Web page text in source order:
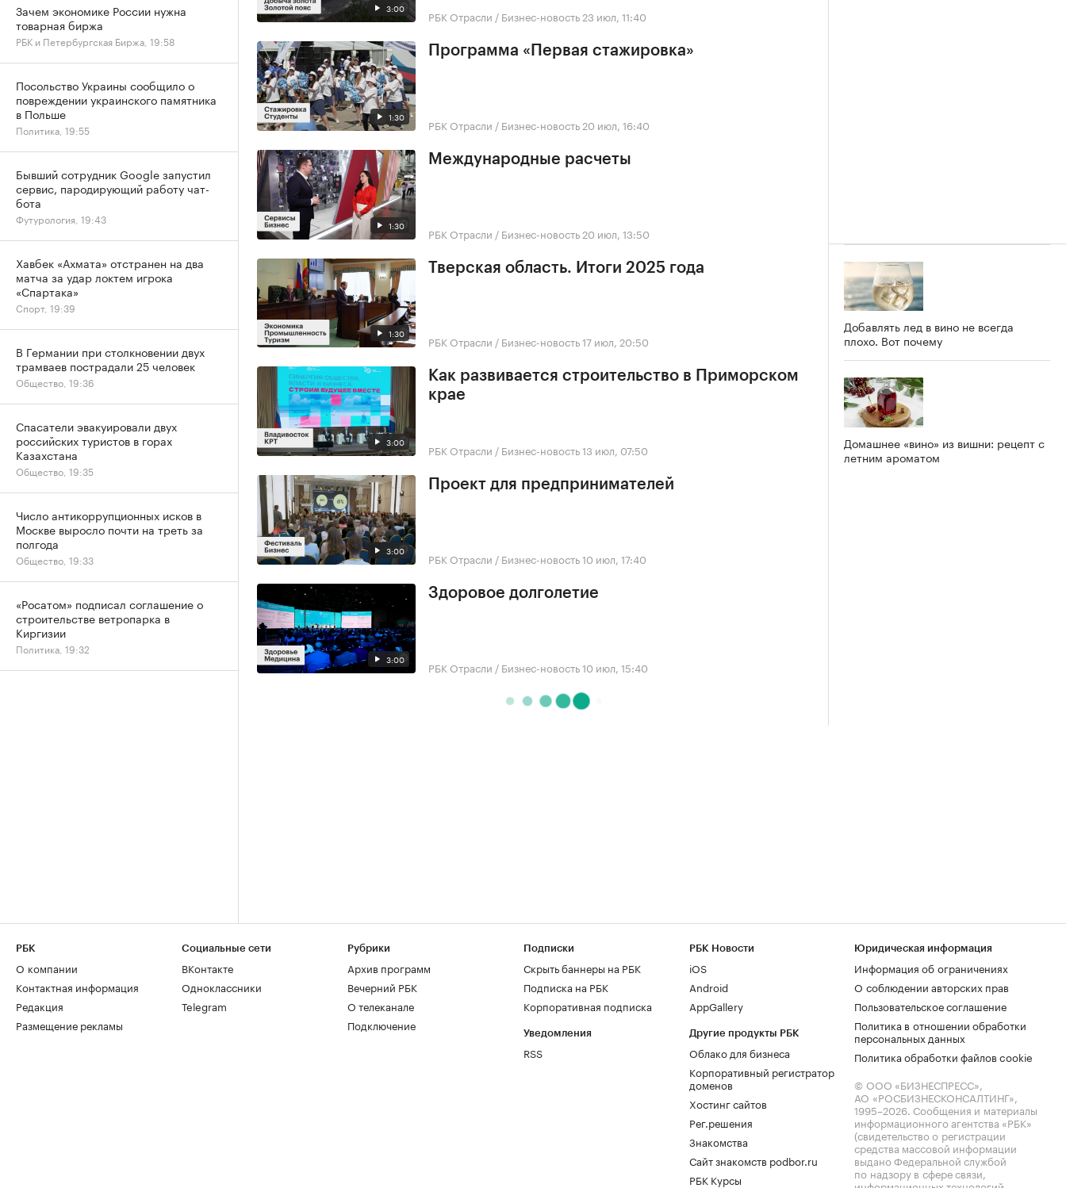
3:00 РБК Отрасли / Бизнес-новость 23 июл, 11:40
1:30
Программа «Первая стажировка»
РБК Отрасли / Бизнес-новость 20 июл, 16:40
1:30
Международные расчеты
РБК Отрасли / Бизнес-новость 20 июл, 13:50
1:30
Тверская область. Итоги 2025 года
РБК Отрасли / Бизнес-новость17 июл, 20:50
3:00
Как развивается строительство в Приморском
крае
РБК Отрасли / Бизнес-новость13 июл, 07:50
3:00
Проект для предпринимателей
РБК Отрасли / Бизнес-новость10 июл, 17:40
3:00
Здоровое долголетие
РБК Отрасли / Бизнес-новость10 июл, 15:40
Добавлять лед в вино не всегда
плохо. Вот почему
Домашнее «вино» из вишни: рецепт с
летним ароматом
Зачем экономике России нужна
товарная биржа
РБК и Петербургская Биржа, 19:58
Посольство Украины сообщило о
повреждении украинского памятника
в Польше
Политика, 19:55
Бывший сотрудник Google запустил
сервис, пародирующий работу чат-
бота
Футурология, 19:43
Хавбек «Ахмата» отстранен на два
матча за удар локтем игрока
«Спартака»
Спорт, 19:39
В Германии при столкновении двух
трамваев пострадали 25 человек
Общество, 19:36
Спасатели эвакуировали двух
российских туристов в горах
Казахстана
Общество, 19:35
Число антикоррупционных исков в
Москве выросло почти на треть за
полгода
Общество, 19:33
«Росатом» подписал соглашение о
строительстве ветропарка в
Киргизии
Политика, 19:32
РБК
О компании
Контактная информация
Редакция
Размещение рекламы
Социальные сети
ВКонтакте
Одноклассники
Telegram
Рубрики
Архив программ
Вечерний РБК
О телеканале
Подключение
Подписки
Скрыть баннеры на РБК
Подписка на РБК
Корпоративная подписка
Уведомления
RSS
РБК Новости
iOS
Android
AppGallery
Другие продукты РБК
Облако для бизнеса
Корпоративный регистратор
доменов
Хостинг сайтов
Рег.решения
Знакомства
Сайт знакомств podbor.ru
РБК Курсы
Юридическая информация
Информация об ограничениях
О соблюдении авторских прав
Пользовательское соглашение
Политика в отношении обработки
персональных данных
Политика обработки файлов cookie
© ООО «БИЗНЕСПРЕСС»,
АО «РОСБИЗНЕСКОНСАЛТИНГ»,
1995–2026. Сообщения и материалы
информационного агентства «РБК»
(свидетельство о регистрации
средства массовой информации
выдано Федеральной службой
по надзору в сфере связи,